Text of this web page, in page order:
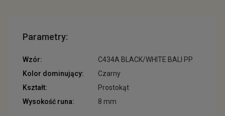
Parametry:
Wzór:
C434A BLACK/WHITE BALI PP
Kolor dominujący:
Czarny
Kształt:
Prostokąt
Wysokość runa:
8 mm